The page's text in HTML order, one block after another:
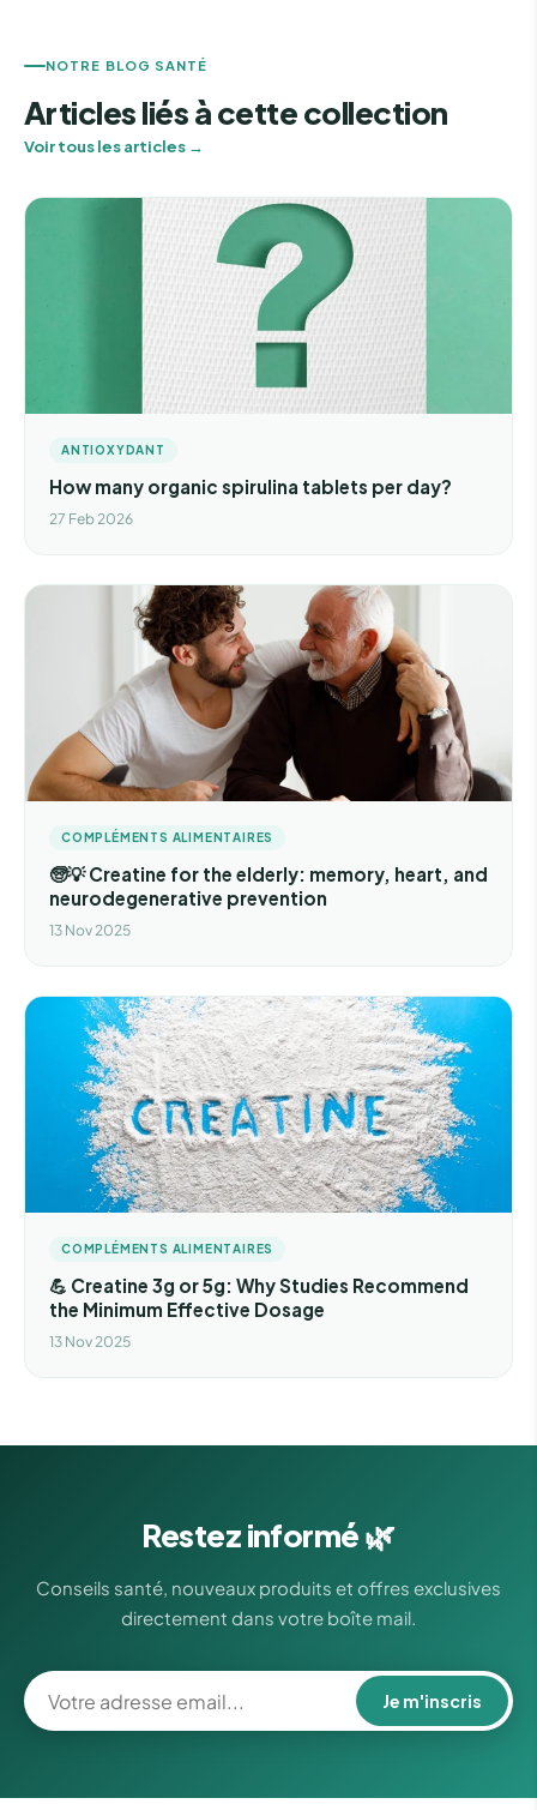
NOTRE BLOG SANTÉ
Articles liés à cette collection
Voir tous les articles →
ANTIOXYDANT
How many organic spirulina tablets per day?
27 Feb 2026
COMPLÉMENTS ALIMENTAIRES
🧓💡 Creatine for the elderly: memory, heart, and
neurodegenerative prevention
13 Nov 2025
COMPLÉMENTS ALIMENTAIRES
💪 Creatine 3g or 5g: Why Studies Recommend
the Minimum Effective Dosage
13 Nov 2025
Restez informé 🌿
Conseils santé, nouveaux produits et offres exclusives
directement dans votre boîte mail.
Je m'inscris